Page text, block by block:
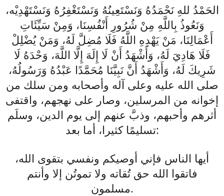
الحَمْدُ للهِ نَحْمَدُهُ وَنَسْتَعِينُهُ وَنَسْتَغْفِرُهُ وَنَسْتَهْدِيْه،
وَنَعُوذُ بِاللَّهِ مِنْ شُرُورِ أَنْفُسِنَا، وَمِنْ سَيِّئَاتِ
أَعْمَالِنَا، مَنْ يَهْدِهِ اللَّهُ فَلَا مُضِلَّ لَهُ، وَمَنْ يُضْلِلْ
فَلَا هَادِيَ لَهُ، وَأَشْهَدُ أَنْ لَا إِلَهَ إِلَّا اللَّهَ، وَحْدَهُ لَا
شَرِيكَ لَهُ، وَأَشْهَدُ أَنَّ نَبِيَّنَا مُحَمَّدًا عَبْدُهُ وَرَسُولُهُ،
صلى الله عليه وعلى آله وأصحابه ومن سلك من
إخوانه من المرسلين، وصار على نهجهم، واقتفى
أثرهم وأحبهم، وذبَّ عنهم إلى يوم الدين، وسلَم
تسليمًا كثيرا، أما بعد:
أيها الناس فإني أوصيكم ونفسي بتقوى الله،
فاتقوا الله حق تُقاته ولا تموتُن إلا وأنتم
مسلمون.